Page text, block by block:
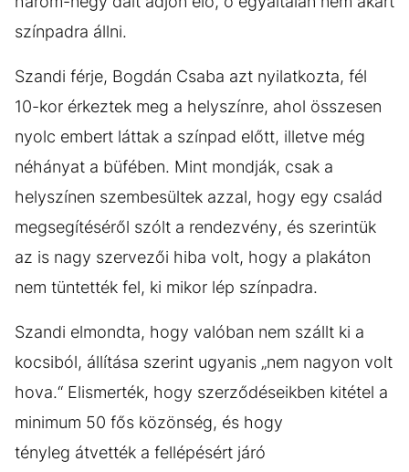
színpadra állni.
Szandi férje, Bogdán Csaba azt nyilatkozta, fél
10-kor érkeztek meg a helyszínre, ahol összesen
nyolc embert láttak a színpad előtt, illetve még
néhányat a büfében. Mint mondják, csak a
helyszínen szembesültek azzal, hogy egy család
megsegítéséről szólt a rendezvény, és szerintük
az is nagy szervezői hiba volt, hogy a plakáton
nem tüntették fel, ki mikor lép színpadra.
Szandi elmondta, hogy valóban nem szállt ki a
kocsiból, állítása szerint ugyanis „nem nagyon volt
hova.“ Elismerték, hogy szerződéseikben kitétel a
minimum 50 fős közönség, és hogy
tényleg átvették a fellépésért járó